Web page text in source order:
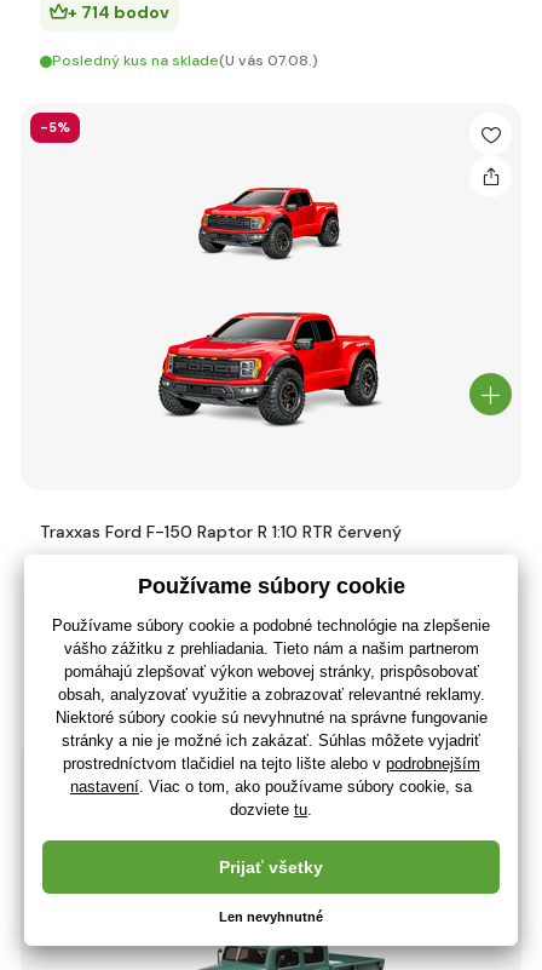
+ 714 bodov
Posledný kus na sklade(U vás 07.08.)
-5%
Traxxas Ford F-150 Raptor R 1:10 RTR červený
+ 606 bodov
Posledný kus na sklade(U vás 07.08.)
-1%